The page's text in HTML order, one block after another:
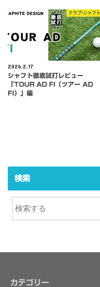
クラブ-シャフト
2026.2.17
シャフト徹底試打レビュー
「TOUR AD FI（ツアー AD
FI）」編
検索
カテゴリー